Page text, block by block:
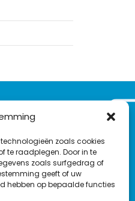
zoals cookies
te raadplegen. Door in te
zoals surfgedrag of
geeft of uw
hebben op bepaalde functies
F
a
c
Y
o
u
C
o
n